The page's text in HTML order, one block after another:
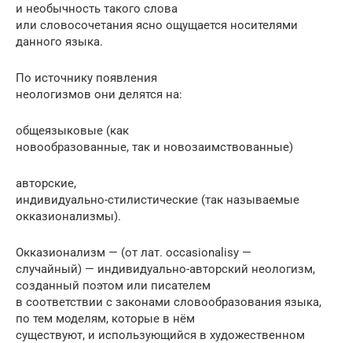
и необычность такого слова
или словосочетания ясно ощущается носителями
данного языка.
По источнику появления
неологизмов они делятся на:
общеязыковые (как
новообразованные, так и новозаимствованные)
авторские,
индивидуально-стилистические (так называемые
окказионализмы).
Окказионализм — (от лат. occasionalisу —
случайный) — индивидуально-авторский неологизм,
созданный поэтом или писателем
в соответствии с законами словообразования языка,
по тем моделям, которые в нём
существуют, и использующийся в художественном